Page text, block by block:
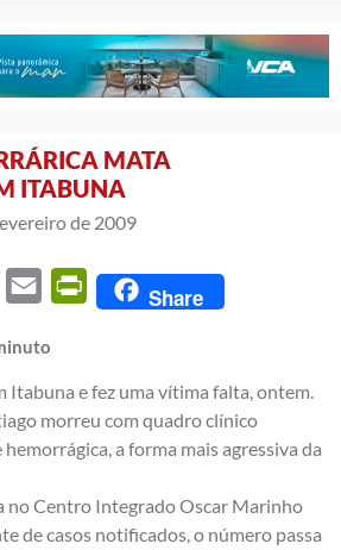
MATA
ITABUNA
de 2009
Twitter Email PrintFriendly
Share
Itabuna e fez uma vítima falta, ontem.
morreu com quadro clínico
a forma mais agressiva da
no Centro Integrado Oscar Marinho
de casos notificados, o número passa